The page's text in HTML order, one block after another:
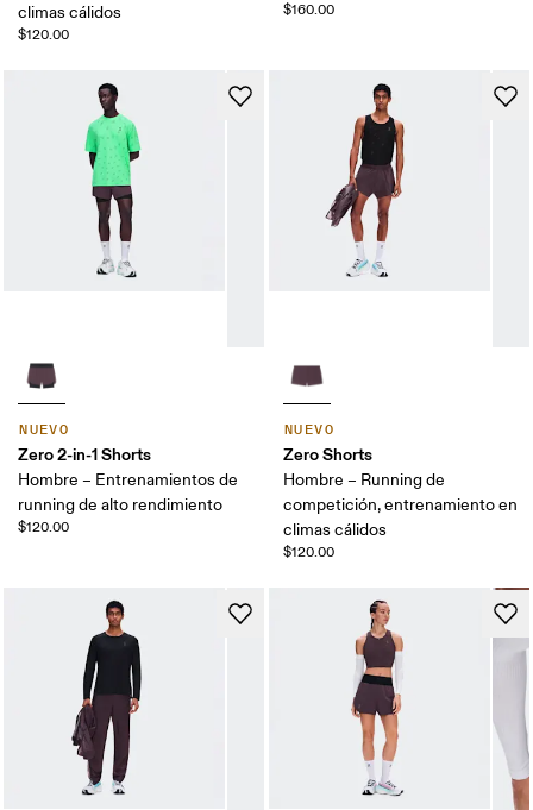
climas cálidos
$120.00
$160.00
NUEVO
Zero 2-in-1 Shorts
Hombre – Entrenamientos de
running de alto rendimiento
$120.00
NUEVO
Zero Shorts
Hombre – Running de
competición, entrenamiento en
climas cálidos
$120.00